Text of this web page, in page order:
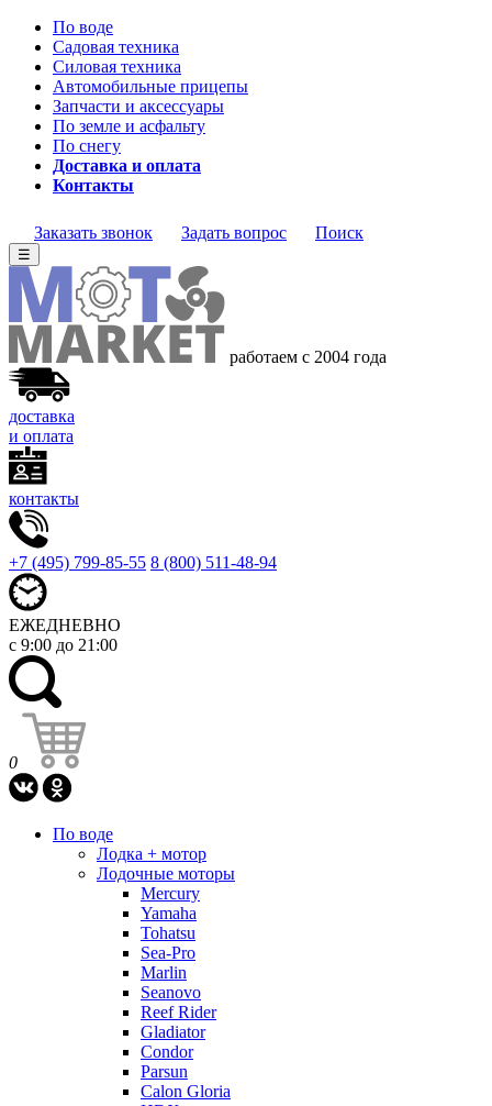
По воде
Садовая техника
Силовая техника
Автомобильные прицепы
Запчасти и аксессуары
По земле и асфальту
По снегу
Доставка и оплата
Контакты
Заказать звонок Задать вопрос Поиск
☰
работаем с 2004 года
доставка
и оплата
контакты
+7 (495) 799-85-55 8 (800) 511-48-94
ЕЖЕДНЕВНО
с 9:00 до 21:00
0
По воде
Лодка + мотор
Лодочные моторы
Mercury
Yamaha
Tohatsu
Sea-Pro
Marlin
Seanovo
Reef Rider
Gladiator
Condor
Parsun
Calon Gloria